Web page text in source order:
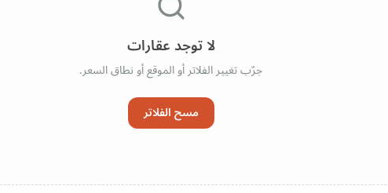
لا توجد عقارات
جرّب تغيير الفلاتر أو الموقع أو نطاق السعر.
مسح الفلاتر